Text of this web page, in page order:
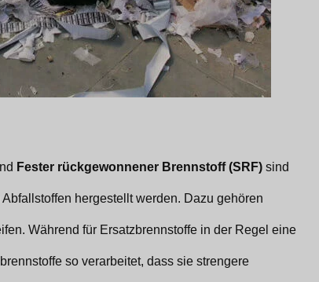
Fester rückgewonnener Brennstoff (SRF) sind
hergestellt werden. Dazu gehören
Während für Ersatzbrennstoffe in der Regel eine
so verarbeitet, dass sie strengere